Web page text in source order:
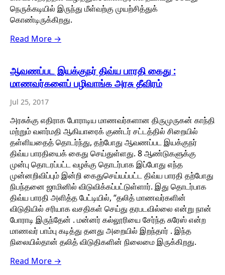
நெருக்கடியில் இருந்து மீள்வற்கு முயற்சித்துக்
கொண்டிருக்கிறது.
Read More →
ஆவணப்பட இயக்குநர் திவ்ய பாரதி கைது :
மாணவர்களைப் பழிவாங்க அரசு தீவிரம்
Jul 25, 2017
அரசுக்கு எதிராக போராடிய மாணவர்களான திருமுருகன் காந்தி
மற்றும் வளர்மதி ஆகியாரைக் குண்டர் சட்டத்தில் சிறையில்
தள்ளியதைத் தொடர்ந்து, தற்போது ஆவணப்பட இயக்குநர்
திவ்ய பாரதியைக் கைது செய்துள்ளது. 8 ஆண்டுகளுக்கு
முன்பு தொடரப்பட்ட வழக்கு தொடர்பாக இப்போது எந்த
முன்னறிவிப்பும் இன்றி கைதுசெய்யப்பட்ட திவ்ய பாரதி தற்போது
நிபந்தனை ஜாமினில் விடுவிக்கப்பட்டுள்ளார். இது தொடர்பாக
திவ்ய பாரதி அளித்த பேட்டியில், “தலித் மாணவர்களின்
விடுதியில் சரியாக வசதிகள் செய்து தரபடவில்லை என்று நான்
போராடி இருந்தேன் . மன்னர் கல்லூரியை சேர்ந்த சுரேஸ் என்ற
மாணவர் பாம்பு கடித்து தனது அறையில் இறந்தார் . இந்த
நிலையில்தான் தலித் விடுதிகளின் நிலைமை இருக்கிறது.
Read More →